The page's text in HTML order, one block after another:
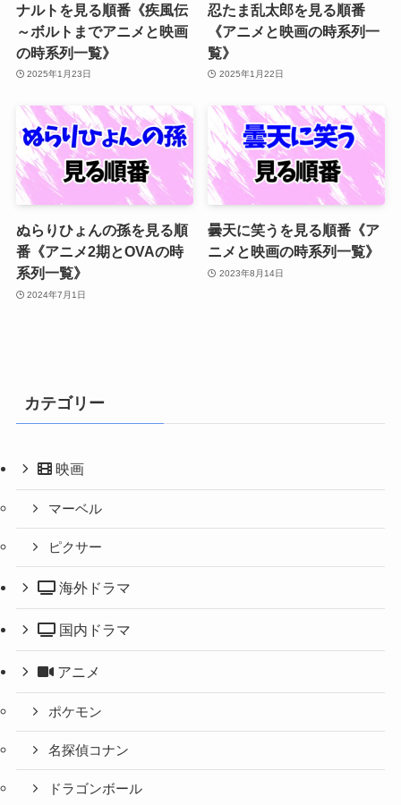
ナルトを見る順番《疾風伝
～ボルトまでアニメと映画
の時系列一覧》
2025年1月23日
忍たま乱太郎を見る順番
《アニメと映画の時系列一
覧》
2025年1月22日
ぬらりひょんの孫を見る順
番《アニメ2期とOVAの時
系列一覧》
2024年7月1日
曇天に笑うを見る順番《ア
ニメと映画の時系列一覧》
2023年8月14日
カテゴリー
映画
マーベル
ピクサー
海外ドラマ
国内ドラマ
アニメ
ポケモン
名探偵コナン
ドラゴンボール